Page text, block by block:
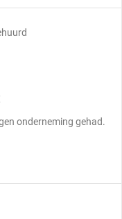
onderneming gehad.